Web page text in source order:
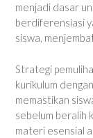
menjadi dasar
berdiferensiasi
siswa,
Strategi
kurikulum
memastikan
sebelum beralih
materi esensial